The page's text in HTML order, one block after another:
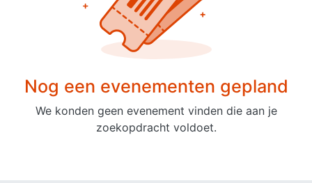
Nog een evenementen gepland
We konden geen evenement vinden die aan je
zoekopdracht voldoet.